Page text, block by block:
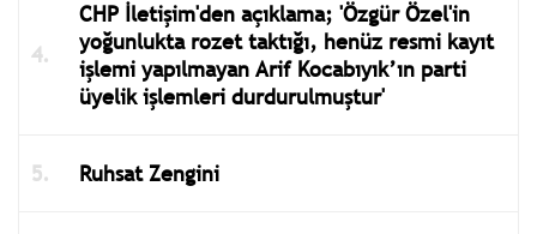
CHP İletişim'den açıklama; 'Özgür Özel'in
yoğunlukta rozet taktığı, henüz resmi kayıt
işlemi yapılmayan Arif Kocabıyık’ın parti
üyelik işlemleri durdurulmuştur'
Ruhsat Zengini